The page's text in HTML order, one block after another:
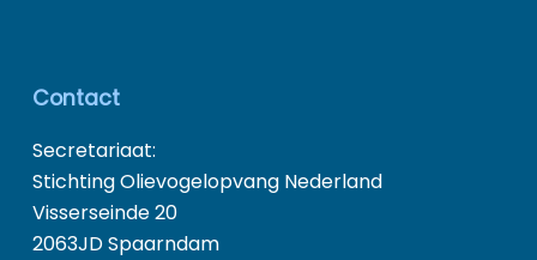
Contact
Secretariaat:
Stichting Olievogelopvang Nederland
Visserseinde 20
2063JD Spaarndam